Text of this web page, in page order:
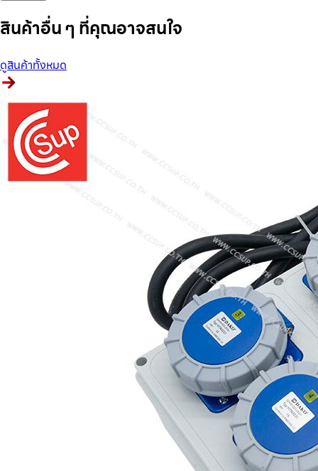
สินค้าอื่น ๆ ที่คุณอาจสนใจ
ดูสินค้าทั้งหมด